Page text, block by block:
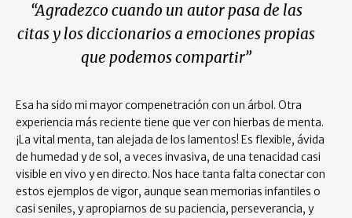
“Agradezco cuando un autor pasa de las
citas y los diccionarios a emociones propias
que podemos compartir”
Esa ha sido mi mayor compenetración con un árbol. Otra
experiencia más reciente tiene que ver con hierbas de menta.
¡La vital menta, tan alejada de los lamentos! Es flexible, ávida
de humedad y de sol, a veces invasiva, de una tenacidad casi
visible en vivo y en directo. Nos hace tanta falta conectar con
estos ejemplos de vigor, aunque sean memorias infantiles o
casi seniles, y apropiarnos de su paciencia, perseverancia, y